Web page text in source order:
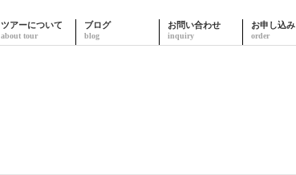
ツアーについて ブログ お問い合わせ お申し込み